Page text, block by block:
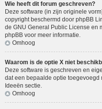
Wie heeft dit forum geschreven?
Deze software (in zijn originele
copyright beschermd door phpBB
de GNU General Public License en
phpBB voor meer informatie.
Omhoog
Waarom is de optie X niet
Deze software is geschreven en
dat een bepaalde optie toegevoegd
Ideeën sectie.
Omhoog